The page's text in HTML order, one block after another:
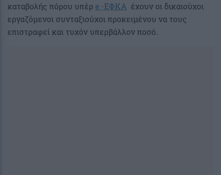
καταβολής πόρου υπέρ e -ΕΦΚΑ έχουν οι δικαιούχοι
εργαζόμενοι συνταξιούχοι προκειμένου να τους
επιστραφεί και τυχόν υπερβάλλον ποσό.